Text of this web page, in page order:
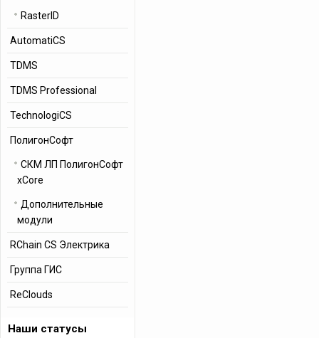
RasterID
AutomatiCS
TDMS
TDMS Professional
TechnologiCS
ПолигонСофт
СКМ ЛП ПолигонСофт
xCore
Дополнительные
модули
RChain CS Электрика
Группа ГИС
ReClouds
Наши статусы